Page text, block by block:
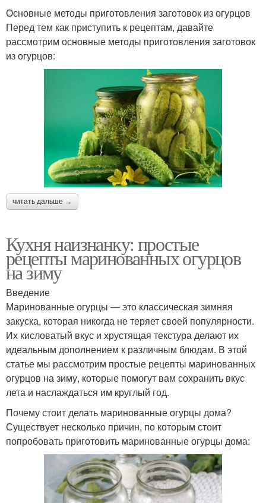
Основные методы приготовления заготовок из огурцов
Перед тем как приступить к рецептам, давайте
рассмотрим основные методы приготовления заготовок
из огурцов:
читать дальше →
Кухня наизнанку: простые
рецепты маринованных огурцов
на зиму
Введение
Маринованные огурцы — это классическая зимняя
закуска, которая никогда не теряет своей популярности.
Их кисловатый вкус и хрустящая текстура делают их
идеальным дополнением к различным блюдам. В этой
статье мы рассмотрим простые рецепты маринованных
огурцов на зиму, которые помогут вам сохранить вкус
лета и наслаждаться им круглый год.
Почему стоит делать маринованные огурцы дома?
Существует несколько причин, по которым стоит
попробовать приготовить маринованные огурцы дома: